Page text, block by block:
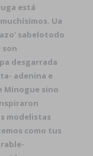
está
Ua
sabelotodo
son
desgarrada
adenina e
Minogue sino
modelistas
como tus